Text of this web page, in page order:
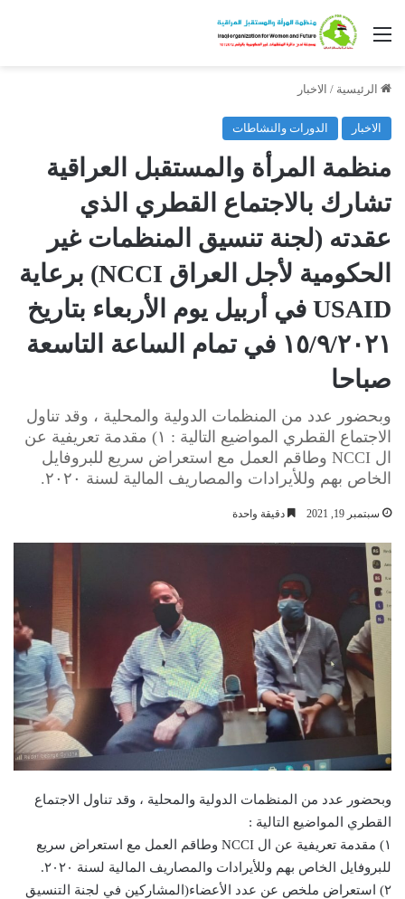
القائمة
الرئيسية / الاخبار
الاخبار الدورات والنشاطات
منظمة المرأة والمستقبل العراقية
تشارك بالاجتماع القطري الذي
عقدته (لجنة تنسيق المنظمات غير
الحكومية لأجل العراق NCCI) برعاية
USAID في أربيل يوم الأربعاء بتاريخ
١٥/٩/٢٠٢١ في تمام الساعة التاسعة
صباحا
وبحضور عدد من المنظمات الدولية والمحلية ، وقد تناول
الاجتماع القطري المواضيع التالية : ١) مقدمة تعريفية عن
ال NCCI وطاقم العمل مع استعراض سريع للبروفايل
الخاص بهم وللأيرادات والمصاريف المالية لسنة ٢٠٢٠.
سبتمبر 19, 2021 دقيقة واحدة
وبحضور عدد من المنظمات الدولية والمحلية ، وقد تناول الاجتماع
القطري المواضيع التالية :
١) مقدمة تعريفية عن ال NCCI وطاقم العمل مع استعراض سريع
للبروفايل الخاص بهم وللأيرادات والمصاريف المالية لسنة ٢٠٢٠.
٢) استعراض ملخص عن عدد الأعضاء(المشاركين في لجنة التنسيق